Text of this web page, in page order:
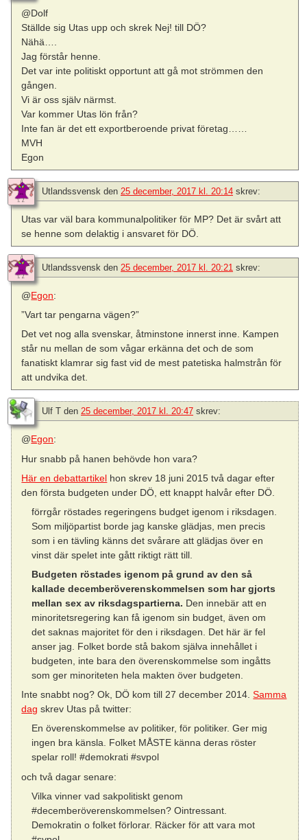
@Dolf
Ställde sig Utas upp och skrek Nej! till DÖ?
Nähä….
Jag förstår henne.
Det var inte politiskt opportunt att gå mot strömmen den
gången.
Vi är oss själv närmst.
Var kommer Utas lön från?
Inte fan är det ett exportberoende privat företag……
MVH
Egon
Utlandssvensk den 25 december, 2017 kl. 20:14 skrev:
Utas var väl bara kommunalpolitiker för MP? Det är svårt att
se henne som delaktig i ansvaret för DÖ.
Utlandssvensk den 25 december, 2017 kl. 20:21 skrev:
@Egon:
”Vart tar pengarna vägen?”
Det vet nog alla svenskar, åtminstone innerst inne. Kampen
står nu mellan de som vågar erkänna det och de som
fanatiskt klamrar sig fast vid de mest patetiska halmstrån för
att undvika det.
Ulf T den 25 december, 2017 kl. 20:47 skrev:
@Egon:
Hur snabb på hanen behövde hon vara?
Här en debattartikel hon skrev 18 juni 2015 två dagar efter
den första budgeten under DÖ, ett knappt halvår efter DÖ.
förrgår röstades regeringens budget igenom i riksdagen.
Som miljöpartist borde jag kanske glädjas, men precis
som i en tävling känns det svårare att glädjas över en
vinst där spelet inte gått riktigt rätt till.
Budgeten röstades igenom på grund av den så
kallade decemberöverenskommelsen som har gjorts
mellan sex av riksdagspartierna. Den innebär att en
minoritetsregering kan få igenom sin budget, även om
det saknas majoritet för den i riksdagen. Det här är fel
anser jag. Folket borde stå bakom själva innehållet i
budgeten, inte bara den överenskommelse som ingåtts
som ger minoriteten hela makten över budgeten.
Inte snabbt nog? Ok, DÖ kom till 27 december 2014.Samma
dag skrev Utas på twitter:
En överenskommelse av politiker, för politiker. Ger mig
ingen bra känsla. Folket MÅSTE känna deras röster
spelar roll! #demokrati #svpol
och två dagar senare:
Vilka vinner vad sakpolitiskt genom
#decemberöverenskommelsen? Ointressant.
Demokratin o folket förlorar. Räcker för att vara mot